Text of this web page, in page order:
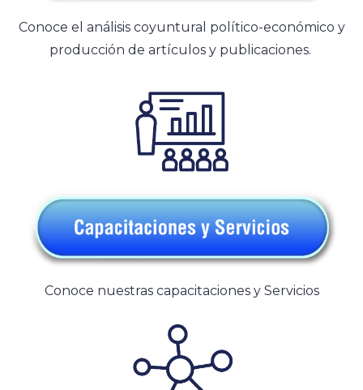
Conoce el análisis coyuntural político-económico y
producción de artículos y publicaciones.
Conoce nuestras capacitaciones y Servicios